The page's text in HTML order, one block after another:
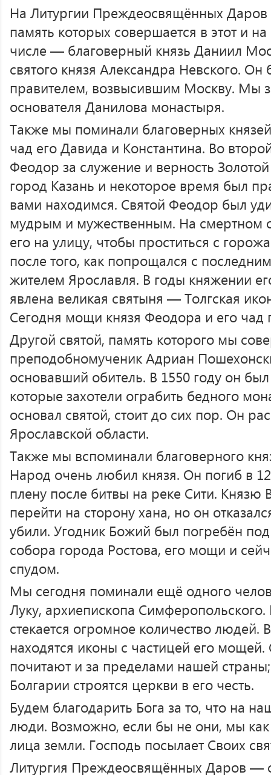
На Литургии Преждеосвящённых
память которых совершается в этот и
числе — благоверный князь Даниил
святого князя Александра Невского.
правителем, возвысившим Москву. Мы
основателя Данилова монастыря.
Также мы поминали благоверных
чад его Давида и Константина. Во
Феодор за служение и верность
город Казань и некоторое время был
вами находимся. Святой Феодор был
мудрым и мужественным. На смертном
его на улицу, чтобы проститься с
после того, как попрощался с
жителем Ярославля. В годы княжении
явлена великая святыня — Толгская
Сегодня мощи князя Феодора и его чад
Другой святой, память которого мы
преподобномученик Адриан
основавший обитель. В 1550 году он
которые захотели ограбить бедного
основал святой, стоит до сих пор. Он
Ярославской области.
Также мы вспоминали благоверного
Народ очень любил князя. Он погиб в
плену после битвы на реке Сити.
перейти на сторону хана, но он
убили. Угодник Божий был погребён
собора города Ростова, его мощи и
спудом.
Мы сегодня поминали ещё одного
Луку, архиепископа
стекается огромное количество людей.
находятся иконы с частицей его мощей.
почитают и за пределами нашей
Болгарии строятся церкви в его честь.
Будем благодарить Бога за то, что на
люди. Возможно, если бы не они, мы
лица земли. Господь посылает Своих
Литургия Преждеосвящённых Даров —